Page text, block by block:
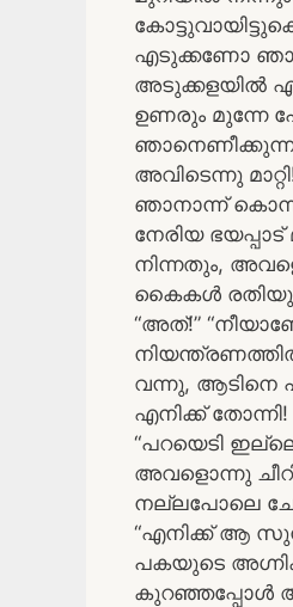
എടുക്കണോ
അടുക്കളയിൽ
ഉണരും മുന്നേ
അവിടെന്നു
ഞാനാന്ന്
നേരിയ
നിന്നതും,
കൈകൾ
“അത്!”
വന്നു, ആടിനെ
എനിക്ക്
“പറയെടി
അവളൊന്നു
നല്ലപോലെ
“എനിക്ക് ആ
പകയുടെ
കുറഞ്ഞപ്പോൾ